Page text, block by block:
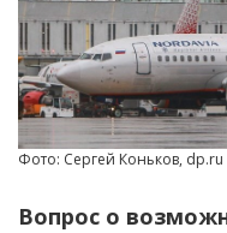
Фото: Сергей Коньков, dp.ru
Вопрос о